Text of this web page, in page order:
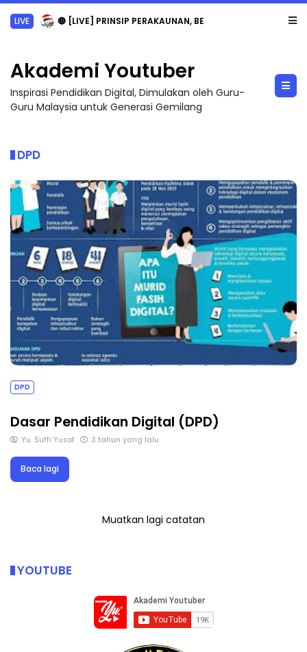
LIVE 🔴 [LIVE] PRINSIP PERAKAUNAN, BEDAH TUNTAS SOALAN 1 TRIAL OLEH CIKGU ...
Akademi Youtuber
Inspirasi Pendidikan Digital, Dimulakan oleh Guru-
Guru Malaysia untuk Generasi Gemilang
DPD
DPD
Dasar Pendidikan Digital (DPD)
Yu. Suffi Yusof 3 tahun yang lalu
Baca lagi
Muatkan lagi catatan
YOUTUBE